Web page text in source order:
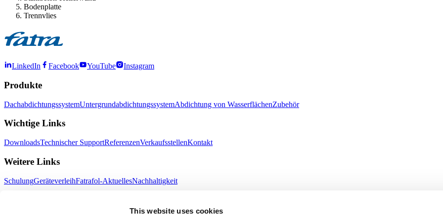
This website uses cookies
Bodenplatte
Trennvlies
LinkedIn Facebook YouTube Instagram
Produkte
DachabdichtungssystemUntergrundabdichtungssystemAbdichtung von WasserflächenZubehör
Wichtige Links
DownloadsTechnischer SupportReferenzenVerkaufsstellenKontakt
Weitere Links
SchulungGeräteverleihFatrafol-AktuellesNachhaltigkeit